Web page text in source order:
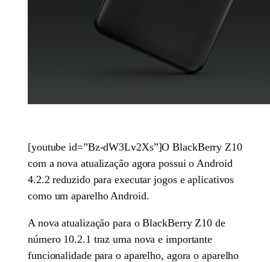
[youtube id=”Bz-dW3Lv2Xs”]O BlackBerry Z10
com a nova atualização agora possui o Android
4.2.2 reduzido para executar jogos e aplicativos
como um aparelho Android.
A nova atualização para o BlackBerry Z10 de
número 10.2.1 traz uma nova e importante
funcionalidade para o aparelho, agora o aparelho